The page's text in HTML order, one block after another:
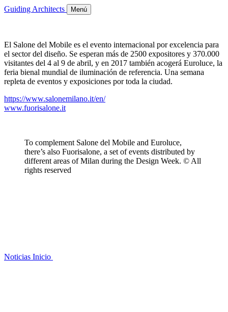
Guiding Architects Menú
El Salone del Mobile es el evento internacional por excelencia para
el sector del diseño. Se esperan más de 2500 expositores y 370.000
visitantes del 4 al 9 de abril, y en 2017 también acogerá Euroluce, la
feria bienal mundial de iluminación de referencia. Una semana
repleta de eventos y exposiciones por toda la ciudad.
https://www.salonemilano.it/en/
www.fuorisalone.it
To complement Salone del Mobile and Euroluce,
there’s also Fuorisalone, a set of events distributed by
different areas of Milan during the Design Week. © All
rights reserved
Noticias Inicio